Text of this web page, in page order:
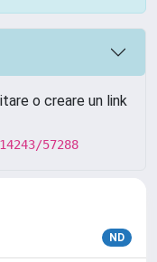
o creare un link
57288
ND